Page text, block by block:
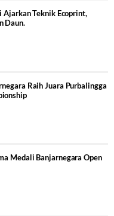
Ajarkan Teknik Ecoprint,
Daun.
Raih Juara Purbalingga
Medali Banjarnegara Open